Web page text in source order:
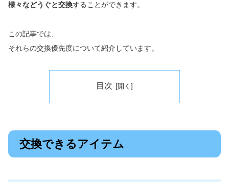
様々などうぐと交換することができます。
この記事では、
それらの交換優先度について紹介しています。
目次
交換できるアイテム